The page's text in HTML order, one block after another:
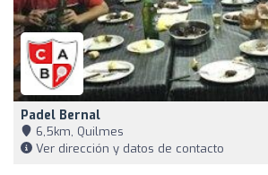
Padel Bernal
6,5km, Quilmes
Ver dirección y datos de contacto